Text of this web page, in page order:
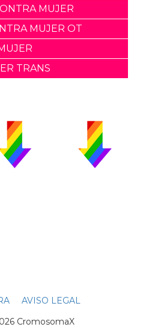
MUJER
MUJER OT
TRANS
AVISO LEGAL
CromosomaX